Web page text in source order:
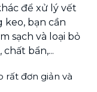
để xử lý vết
keo, bạn cần
sạch và loại bỏ
bẩn,...